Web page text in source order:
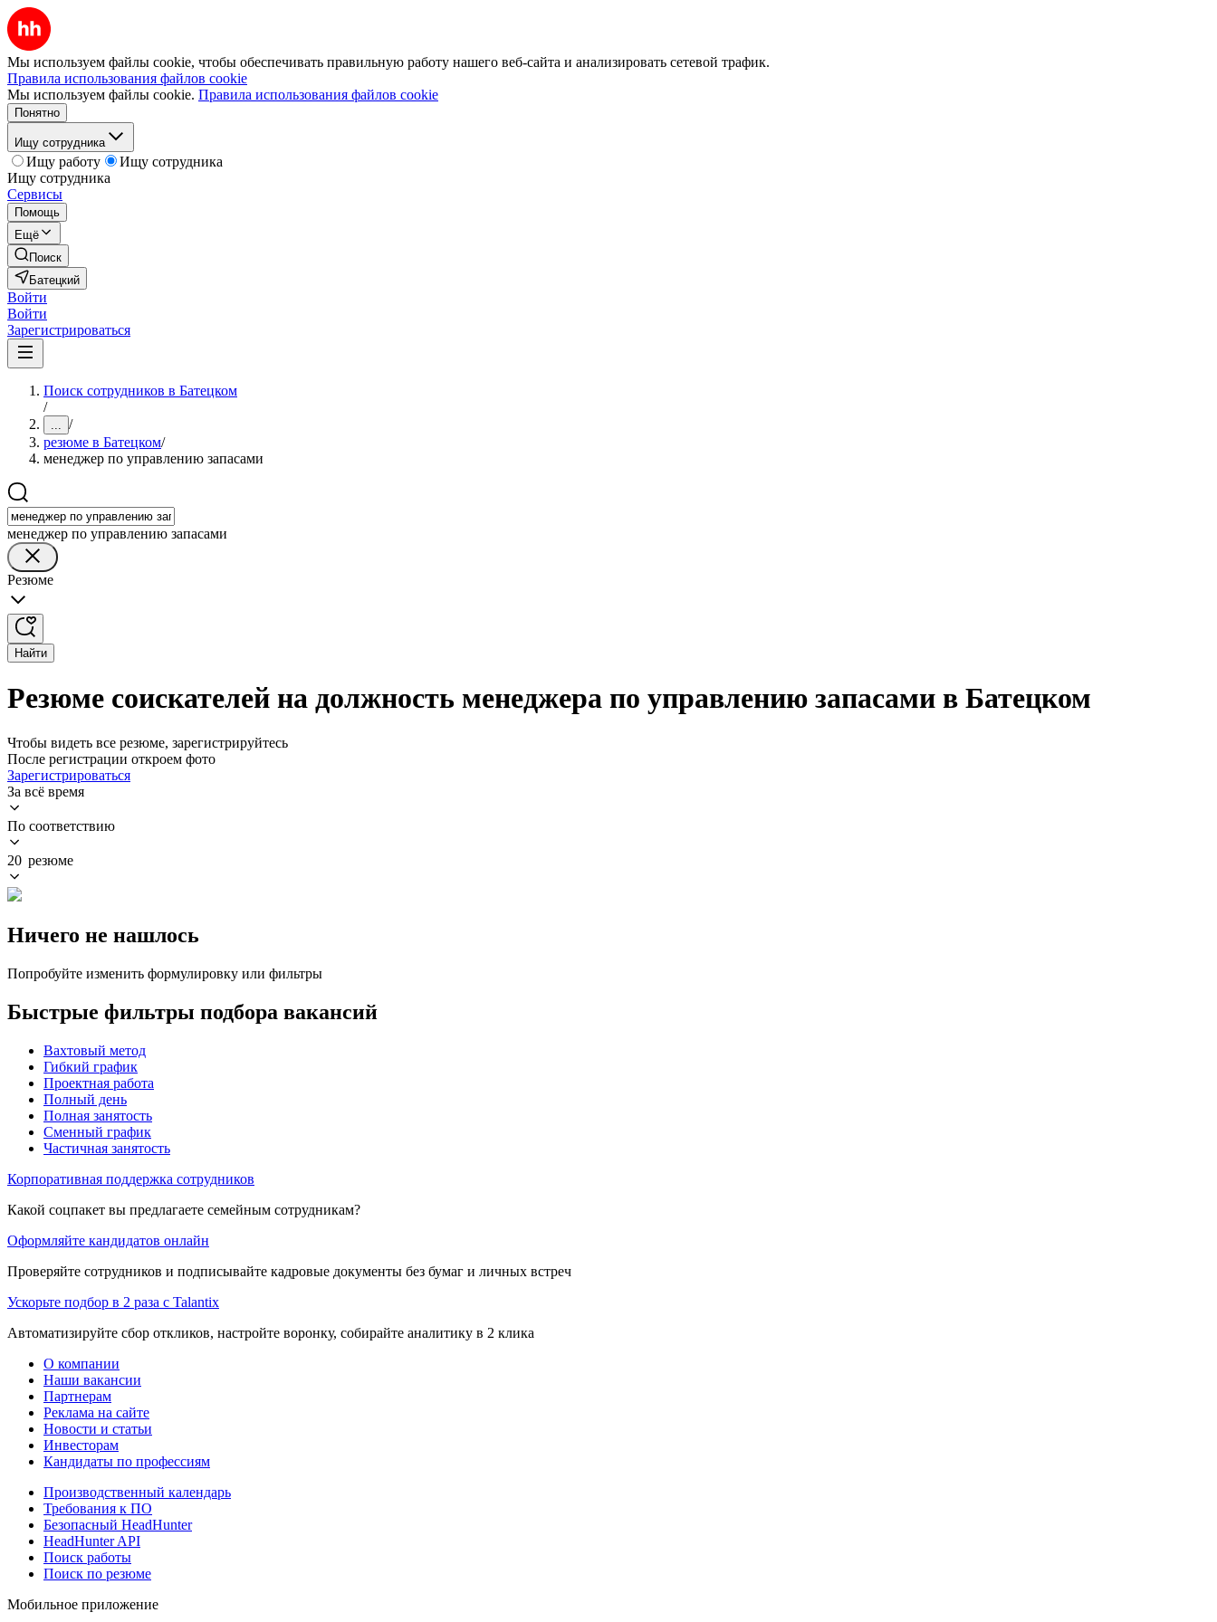
Мы используем файлы cookie, чтобы обеспечивать правильную работу нашего веб-сайта и анализировать сетевой трафик.
Правила использования файлов cookie
Мы используем файлы cookie. Правила использования файлов cookie
Понятно
Ищу сотрудника
Ищу работу
Ищу сотрудника
Ищу сотрудника
Сервисы
Помощь
Ещё
Поиск
Батецкий
Войти
Войти
Зарегистрироваться
Поиск сотрудников в Батецком
/
... /
резюме в Батецком/
менеджер по управлению запасами
менеджер по управлению запасами
Резюме
Найти
Резюме соискателей на должность менеджера по управлению запасами в Батецком
Чтобы видеть все резюме, зарегистрируйтесь
После регистрации откроем фото
Зарегистрироваться
За всё время
По соответствию
20 резюме
Ничего не нашлось
Попробуйте изменить формулировку или фильтры
Быстрые фильтры подбора вакансий
Вахтовый метод
Гибкий график
Проектная работа
Полный день
Полная занятость
Сменный график
Частичная занятость
Корпоративная поддержка сотрудников
Какой соцпакет вы предлагаете семейным сотрудникам?
Оформляйте кандидатов онлайн
Проверяйте сотрудников и подписывайте кадровые документы без бумаг и личных встреч
Ускорьте подбор в 2 раза с Talantix
Автоматизируйте сбор откликов, настройте воронку, собирайте аналитику в 2 клика
О компании
Наши вакансии
Партнерам
Реклама на сайте
Новости и статьи
Инвесторам
Кандидаты по профессиям
Производственный календарь
Требования к ПО
Безопасный HeadHunter
HeadHunter API
Поиск работы
Поиск по резюме
Мобильное приложение